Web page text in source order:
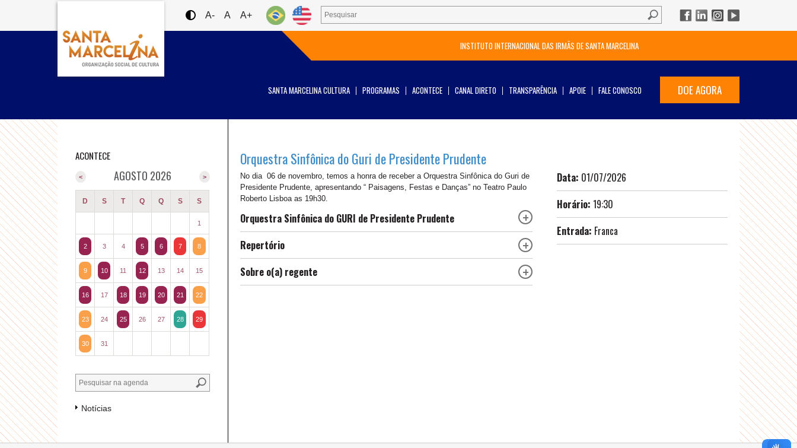
A- A A+
INSTITUTO INTERNACIONAL DAS IRMÃS DE SANTA MARCELINA
DOE AGORA
SANTA MARCELINA CULTURA PROGRAMAS ACONTECE CANAL DIRETO TRANSPARÊNCIA APOIE FALE CONOSCO
Orquestra Sinfônica do Guri de Presidente Prudente
No dia 06de novembro, temos a honra de receber a Orquestra Sinfônica do Guri de
Presidente Prudente, apresentando “ Paisagens, Festas e Danças” no Teatro Paulo
Roberto Lisboa as 19h30.
Orquestra Sinfônica do GURI de Presidente Prudente
Repertório
Sobre o(a) regente
Data: 01/07/2026
Horário: 19:30
Entrada: Franca
ACONTECE
AGOSTO 2026 >
<
D S T Q Q S S
1
2 3 4 5 6 7 8
9 10 11 12 13 14 15
16 17 18 19 20 21 22
23 24 25 26 27 28 29
30 31
Notícias